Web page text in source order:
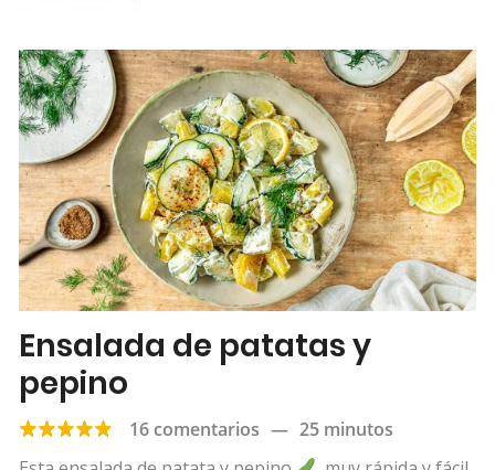
Ensalada de patatas y
pepino
16 comentarios — 25 minutos